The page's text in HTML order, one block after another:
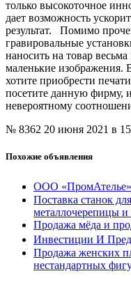
только высокоточное
дает возможность
результат. Помимо
гравировальные
наносить на товар
маленькие изображения.
хотите приобрести
посетите данную фирму,
невероятному
№ 8362 20 июня 2021 в
Похожие объявления
ООО «ПромАтелье»
Поставка станок
металлочерепицы и
Продажа мёда и
Инвестиции И
Продажа женских
нестандартных